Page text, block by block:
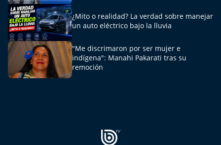
¿Mito o realidad? La verdad sobre manejar
un auto eléctrico bajo la lluvia
"Me discrimaron por ser mujer e
indígena": Manahi Pakarati tras su
remoción